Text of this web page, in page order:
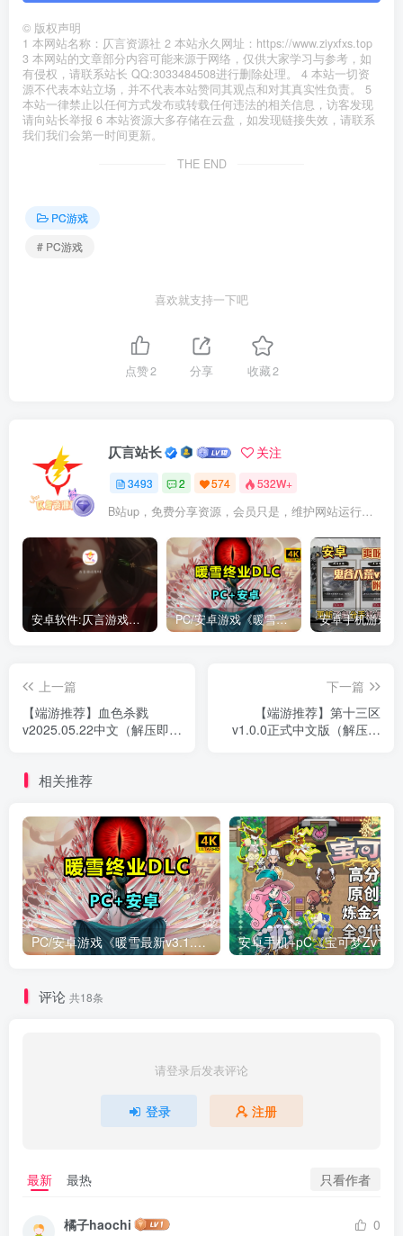
© 版权声明
1 本网站名称：仄言资源社 2 本站永久网址：https://www.ziyxfxs.top
3 本网站的文章部分内容可能来源于网络，仅供大家学习与参考，如
有侵权，请联系站长 QQ:3033484508进行删除处理。 4 本站一切资
源不代表本站立场，并不代表本站赞同其观点和对其真实性负责。 5
本站一律禁止以任何方式发布或转载任何违法的相关信息，访客发现
请向站长举报 6 本站资源大多存储在云盘，如发现链接失效，请联系
我们我们会第一时间更新。
THE END
PC游戏
# PC游戏
喜欢就支持一下吧
点赞2 分享 收藏2
仄言站长 关注
3493 2 574 532W+
B站up，免费分享资源，会员只是，维护网站运行，会员权利为可以支持本地下载，更多内容，敬请期待！
安卓软件:仄言游戏库4.0APP全新上架了！没有下的赶紧下载呀！ PC/安卓游戏《暖雪最新v3.1.0.1》终业DLC整合版！
上一篇
【端游推荐】血色杀戮
v2025.05.22中文（解压即
下一篇
【端游推荐】第十三区
v1.0.0正式中文版（解压即
相关推荐
PC/安卓游戏《暖雪最新v3.1.0.1》终业DLC整合版！
评论 共18条
请登录后发表评论
登录 注册
最新 最热 只看作者
橘子haochi
0